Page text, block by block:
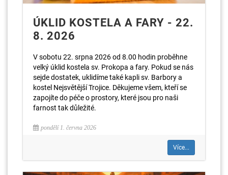
ÚKLID KOSTELA A FARY - 22.
8. 2026
V sobotu 22. srpna 2026 od 8.00 hodin proběhne
velký úklid kostela sv. Prokopa a fary. Pokud se nás
sejde dostatek, uklidíme také kapli sv. Barbory a
kostel Nejsvětější Trojice. Děkujeme všem, kteří se
zapojíte do péče o prostory, které jsou pro naši
farnost tak důležité.
pondělí 1. června 2026
Více...